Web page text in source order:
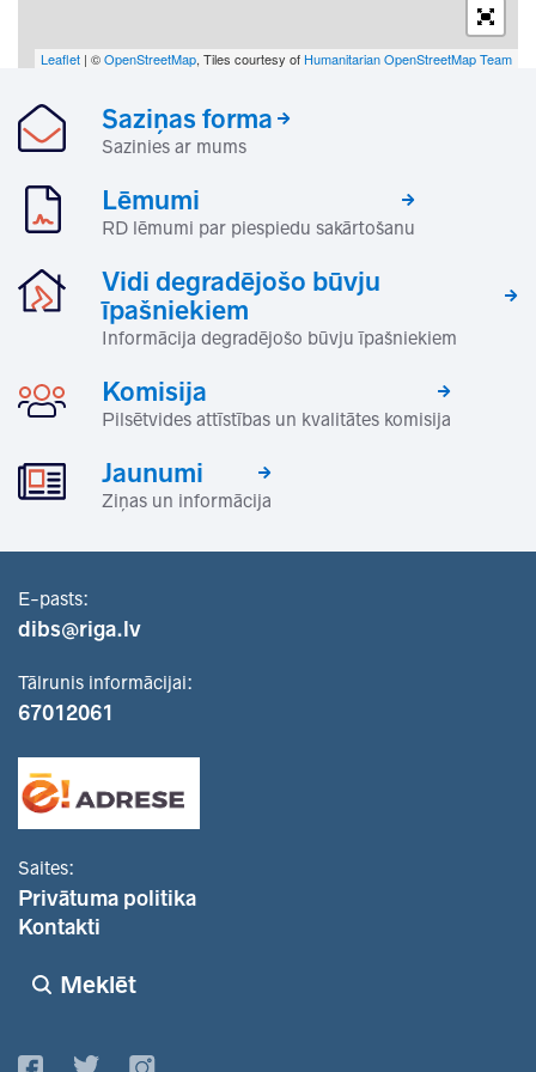
Leaflet | ©OpenStreetMap, Tiles courtesy of Humanitarian OpenStreetMap Team
Saziņas forma
Sazinies ar mums
Lēmumi
RD lēmumi par piespiedu sakārtošanu
Vidi degradējošo būvju
īpašniekiem
Informācija degradējošo būvju īpašniekiem
Komisija
Pilsētvides attīstības un kvalitātes komisija
Jaunumi
Ziņas un informācija
E-pasts:
dibs@riga.lv
Tālrunis informācijai:
67012061
Saites:
Privātuma politika
Kontakti
Meklēt